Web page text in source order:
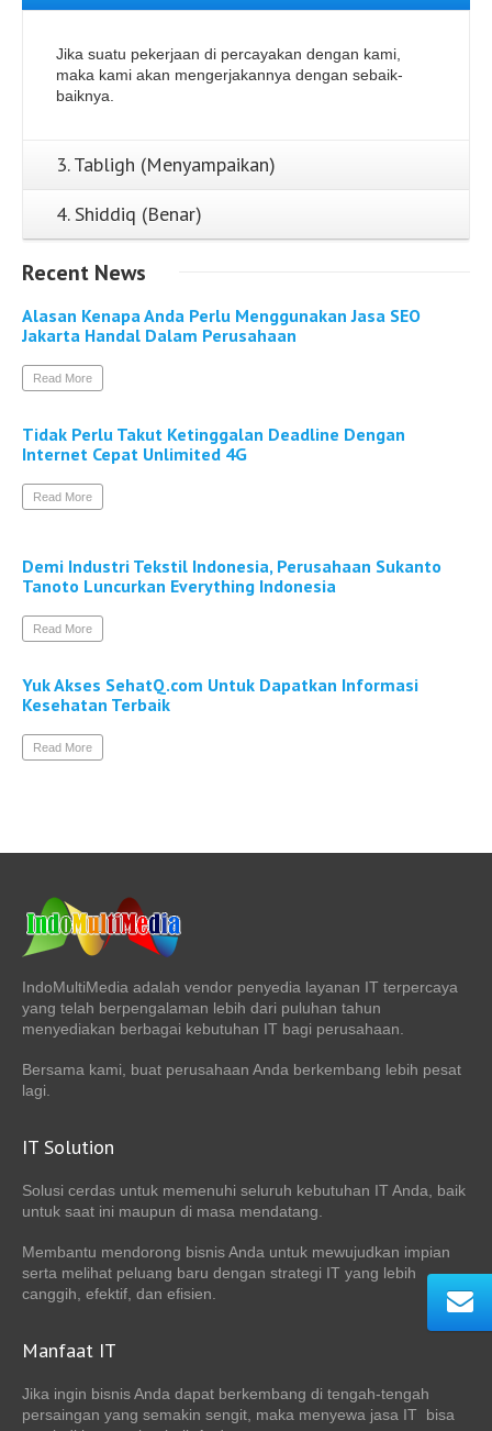
Jika suatu pekerjaan di percayakan dengan kami,
maka kami akan mengerjakannya dengan sebaik-
baiknya.
3. Tabligh (Menyampaikan)
4. Shiddiq (Benar)
Recent News
Alasan Kenapa Anda Perlu Menggunakan Jasa SEO
Jakarta Handal Dalam Perusahaan
Read More
Tidak Perlu Takut Ketinggalan Deadline Dengan
Internet Cepat Unlimited 4G
Read More
Demi Industri Tekstil Indonesia, Perusahaan Sukanto
Tanoto Luncurkan Everything Indonesia
Read More
Yuk Akses SehatQ.com Untuk Dapatkan Informasi
Kesehatan Terbaik
Read More
IndoMultiMedia adalah vendor penyedia layanan IT terpercaya
yang telah berpengalaman lebih dari puluhan tahun
menyediakan berbagai kebutuhan IT bagi perusahaan.
Bersama kami, buat perusahaan Anda berkembang lebih pesat
lagi.
IT Solution
Solusi cerdas untuk memenuhi seluruh kebutuhan IT Anda, baik
untuk saat ini maupun di masa mendatang.
Membantu mendorong bisnis Anda untuk mewujudkan impian
serta melihat peluang baru dengan strategi IT yang lebih
canggih, efektif, dan efisien.
Manfaat IT
Jika ingin bisnis Anda dapat berkembang di tengah-tengah
persaingan yang semakin sengit, maka menyewa jasa IT bisa